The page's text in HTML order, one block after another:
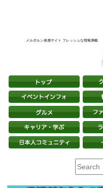
メルボルン体感サイト フレッシュな情報満載